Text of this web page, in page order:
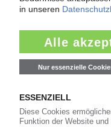
verzeichnet – Sie auch?
Produkt- und